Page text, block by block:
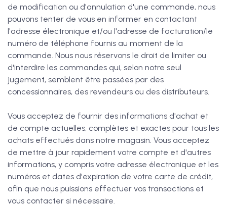
de modification ou d'annulation d'une commande, nous
pouvons tenter de vous en informer en contactant
l'adresse électronique et/ou l'adresse de facturation/le
numéro de téléphone fournis au moment de la
commande. Nous nous réservons le droit de limiter ou
d'interdire les commandes qui, selon notre seul
jugement, semblent être passées par des
concessionnaires, des revendeurs ou des distributeurs.
Vous acceptez de fournir des informations d'achat et
de compte actuelles, complètes et exactes pour tous les
achats effectués dans notre magasin. Vous acceptez
de mettre à jour rapidement votre compte et d'autres
informations, y compris votre adresse électronique et les
numéros et dates d'expiration de votre carte de crédit,
afin que nous puissions effectuer vos transactions et
vous contacter si nécessaire.